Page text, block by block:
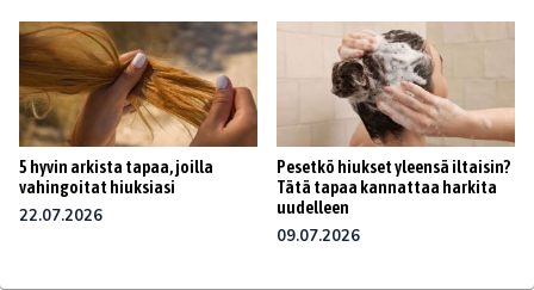
5 hyvin arkista tapaa, joilla
vahingoitat hiuksiasi
22.07.2026
Pesetkö hiukset yleensä iltaisin?
Tätä tapaa kannattaa harkita
uudelleen
09.07.2026